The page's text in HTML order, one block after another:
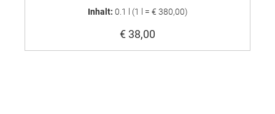
Inhalt: 0.1 l (1 l = € 380,00)
€ 38,00